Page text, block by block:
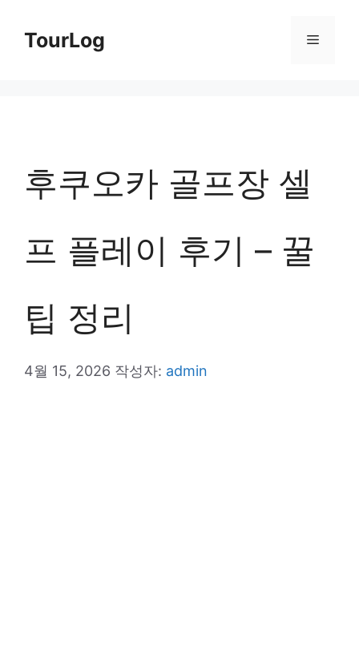
TourLog 메
후쿠오카 골프장 셀
프 플레이 후기 – 꿀
팁 정리
4월 15, 2026 작성자: admin